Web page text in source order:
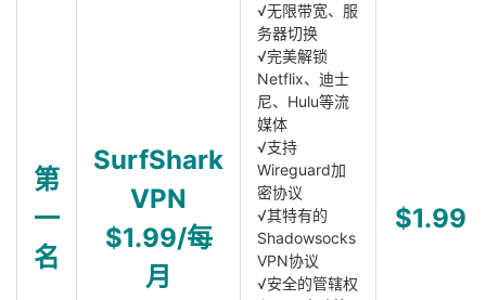
第
一
名
SurfShark
VPN
$1.99/每
月
√无限带宽、服
务器切换
√完美解锁
Netflix、迪士
尼、Hulu等流
媒体
√支持
Wireguard加
密协议
√其特有的
Shadowsocks
VPN协议
√安全的管辖权
$1.99